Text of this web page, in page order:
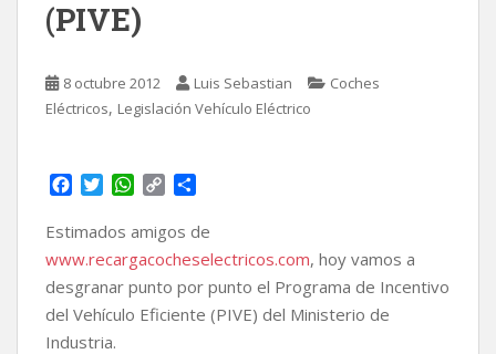
(PIVE)
8 octubre 2012 Luis Sebastian
Coches
Eléctricos, Legislación Vehículo Eléctrico
c
e
b
o
o
k
T
i
t
t
e
r
W
a
t
s
A
p
C
p
y
L
i
n
m
p
a
r
t
Estimados amigos de
www.recargacocheselectricos.com, hoy vamos a
desgranar punto por punto el Programa de Incentivo
del Vehículo Eficiente (PIVE) del Ministerio de
Industria.